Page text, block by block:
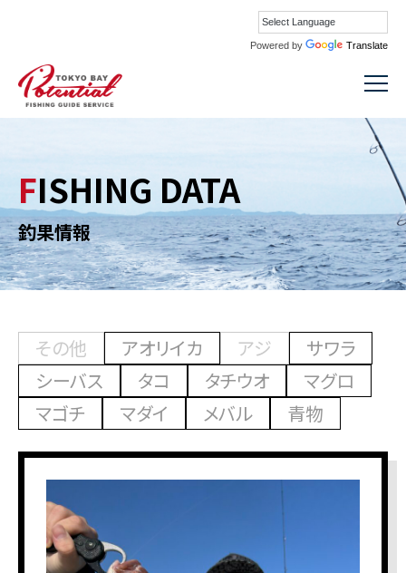
Powered by Translate
FISHING DATA
釣果情報
その他 アオリイカ アジ
サワラ
シーバス
タコ タチウオ
マグロ
マゴチ
マダイ メバル 青物